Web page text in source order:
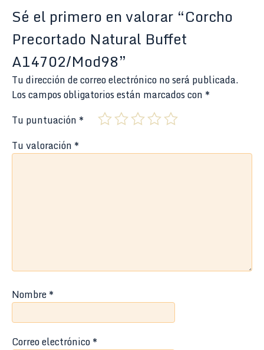
Sé el primero en valorar “Corcho
Precortado Natural Buffet
A14702/Mod98”
Tu dirección de correo electrónico no será publicada.
Los campos obligatorios están marcados con *
Tu puntuación *
Tu valoración *
Nombre*
Correo electrónico*